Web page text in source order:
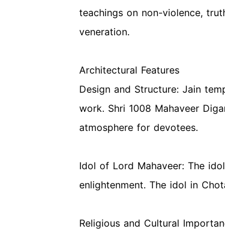
teachings on non-violence,
veneration.
Architectural Features
Design and Structure: Jain
work. Shri 1008 Mahaveer
atmosphere for devotees.
Idol of Lord Mahaveer: The
enlightenment. The idol in
Religious and Cultural